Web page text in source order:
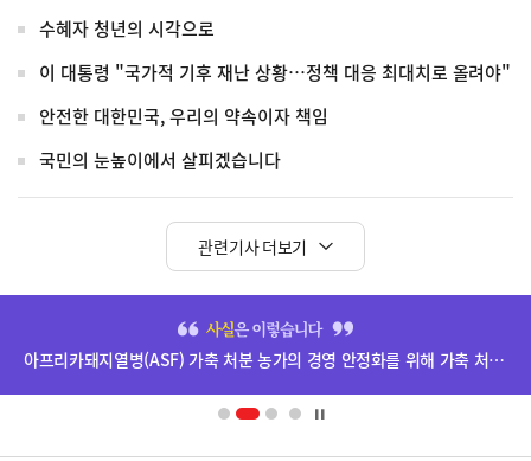
수혜자 청년의 시각으로
이 대통령 "국가적 기후 재난 상황…정책 대응 최대치로 올려야"
안전한 대한민국, 우리의 약속이자 책임
국민의 눈높이에서 살피겠습니다
관련기사 더보기
단
배
아프리카돼지열병(ASF) 가축 처분 농가의 경영 안정화를 위해 가축 처분 보상금을 신속하게 지급하겠습니다.